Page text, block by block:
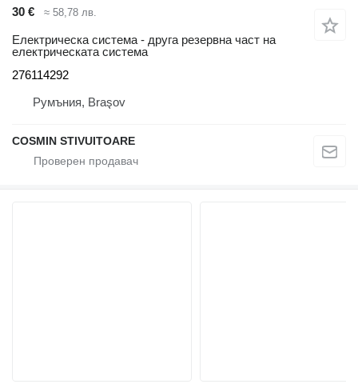
30 € ≈ 58,78 лв.
Електрическа система - друга резервна част на
електрическата система
276114292
Румъния, Braşov
COSMIN STIVUITOARE